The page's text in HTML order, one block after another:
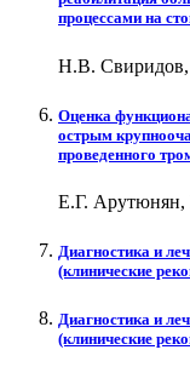
процессами на
Н.В. Свиридов,
Оценка
острым
проведенного
Е.Г.
Диагностика и
(клинические
Диагностика и
(клинические